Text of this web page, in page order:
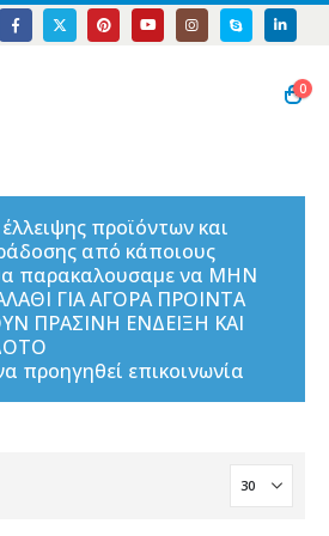
0
προϊόντων και
από κάποιους
παρακαλουσαμε να ΜΗΝ
ΓΙΑ ΑΓΟΡΑ ΠΡΟΙΝΤΑ
ΠΡΑΣΙΝΗ ΕΝΔΕΙΞΗ ΚΑΙ
προηγηθεί επικοινωνία